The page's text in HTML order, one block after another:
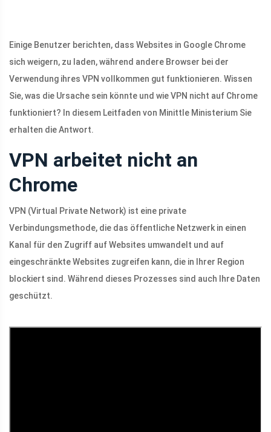
Einige Benutzer berichten, dass Websites in Google Chrome
sich weigern, zu laden, während andere Browser bei der
Verwendung ihres VPN vollkommen gut funktionieren. Wissen
Sie, was die Ursache sein könnte und wie VPN nicht auf Chrome
funktioniert? In diesem Leitfaden von Minittle Ministerium Sie
erhalten die Antwort.
VPN arbeitet nicht an
Chrome
VPN (Virtual Private Network) ist eine private
Verbindungsmethode, die das öffentliche Netzwerk in einen
Kanal für den Zugriff auf Websites umwandelt und auf
eingeschränkte Websites zugreifen kann, die in Ihrer Region
blockiert sind. Während dieses Prozesses sind auch Ihre Daten
geschützt.